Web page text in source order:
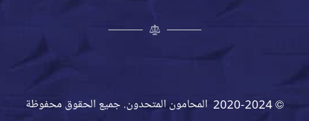
© 2020-2024 المحامون المتحدون. جميع الحقوق محفوظة